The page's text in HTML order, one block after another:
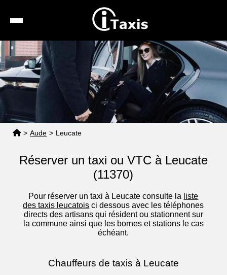
Recherche
Calcul de tarif
Taxis conventionnés
Espace pro
> Aude > Leucate
Réserver un taxi ou VTC à Leucate
(11370)
Pour réserver un taxi à Leucate consulte la liste
des taxis leucatois ci dessous avec les téléphones
directs des artisans qui résident ou stationnent sur
la commune ainsi que les bornes et stations le cas
échéant.
Chauffeurs de taxis à Leucate